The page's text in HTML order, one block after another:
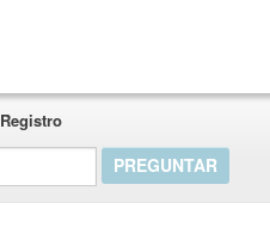
Registro